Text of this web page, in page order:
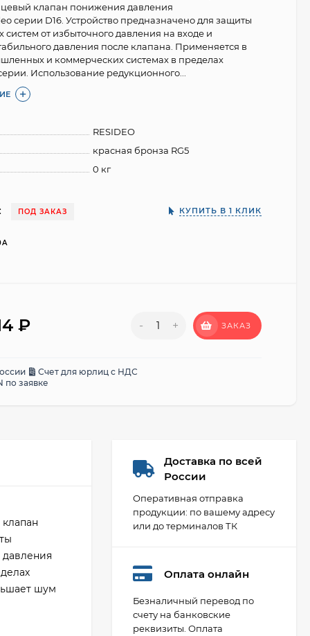
клапан понижения давления
серии D16. Устройство предназначено для защиты
систем от избыточного давления на входе и
давления после клапана. Применяется в
и коммерческих системах в пределах
Использование редукционного...
RESIDEO
красная бронза RG5
0 кг
ПОД ЗАКАЗ КУПИТЬ В 1 КЛИК
₽ - + ЗАКАЗ
Счет для юрлиц с НДС
по заявке
шум
Доставка по всей
России
Оперативная отправка
продукции: по вашему адресу
или до терминалов ТК
Оплата онлайн
Безналичный перевод по
счету на банковские
реквизиты. Оплата